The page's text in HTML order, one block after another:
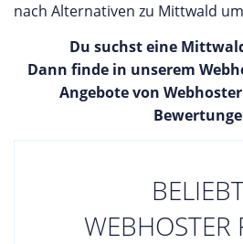
stehen mit der IONOS Cloud
Angebote ermöglichen die
performanten und stabilen
die den höchsten Ansprüchen
eine eigene Bewertung des
unserer Webseite abgeben.
nach Alternativen zu Mittwald
Du suchst eine
Dann finde in unserem
Angebote von
WEBHOSTER